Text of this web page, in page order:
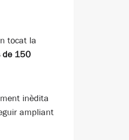
tocat la
de 150
inèdita
ampliant